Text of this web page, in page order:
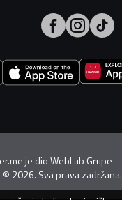
je dioWebLab Grupe
© 2026. Sva prava zadržana.